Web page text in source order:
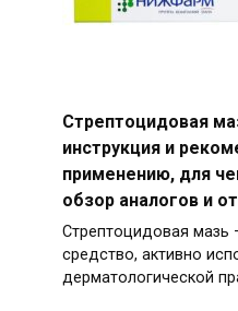
Стрептоцидовая
инструкция и
применению, для
обзор аналогов и
Стрептоцидовая мазь
средство, активно
дерматологической